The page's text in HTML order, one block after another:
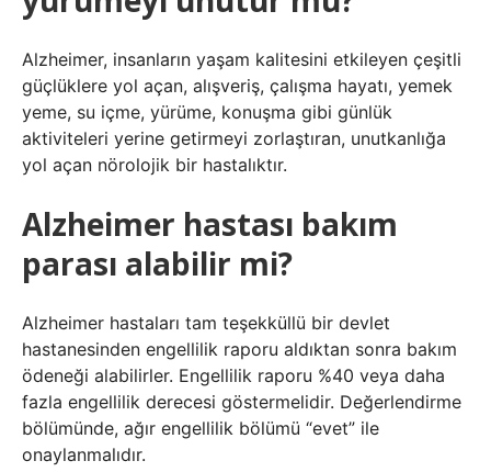
Alzheimer, insanların yaşam kalitesini etkileyen çeşitli
güçlüklere yol açan, alışveriş, çalışma hayatı, yemek
yeme, su içme, yürüme, konuşma gibi günlük
aktiviteleri yerine getirmeyi zorlaştıran, unutkanlığa
yol açan nörolojik bir hastalıktır.
Alzheimer hastası bakım
parası alabilir mi?
Alzheimer hastaları tam teşekküllü bir devlet
hastanesinden engellilik raporu aldıktan sonra bakım
ödeneği alabilirler. Engellilik raporu %40 veya daha
fazla engellilik derecesi göstermelidir. Değerlendirme
bölümünde, ağır engellilik bölümü “evet” ile
onaylanmalıdır.